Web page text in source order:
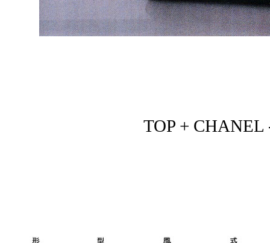
TOP + CHANEL